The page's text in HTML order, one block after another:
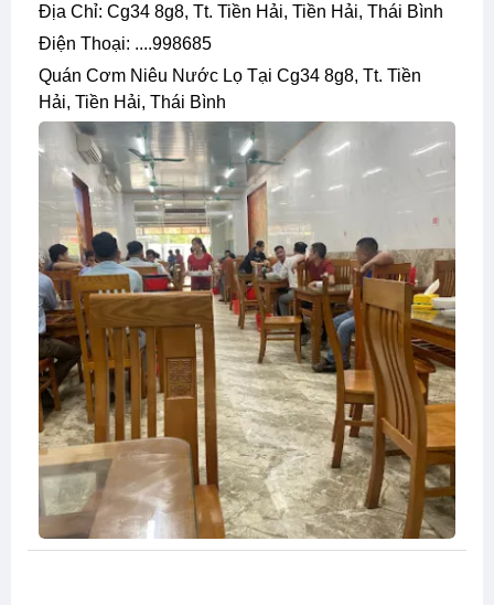
Địa Chỉ: Cg34 8g8, Tt. Tiền Hải, Tiền Hải, Thái Bình
Điện Thoại: ....998685
Quán Cơm Niêu Nước Lọ Tại Cg34 8g8, Tt. Tiền
Hải, Tiền Hải, Thái Bình